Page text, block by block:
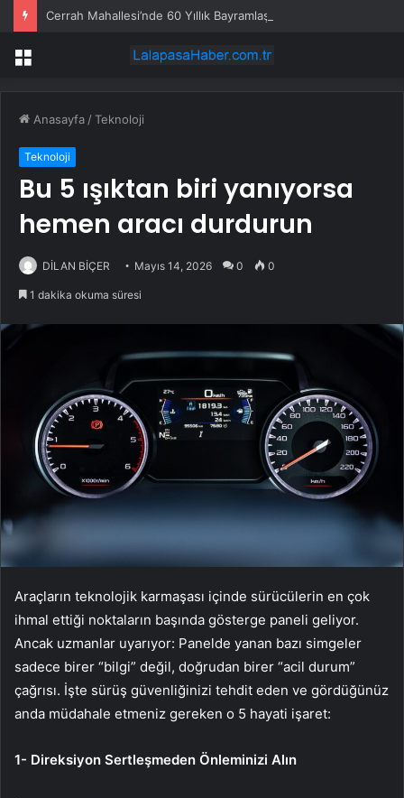
Cerrah Mahallesi’nde 60 Yıllık Bayramlaşma Geleneği
Menü
Anasayfa /Teknoloji
Teknoloji
Bu 5 ışıktan biri yanıyorsa
hemen aracı durdurun
DİLAN BİÇER Mayıs 14, 2026 0 0
1 dakika okuma süresi
Araçların teknolojik karmaşası içinde sürücülerin en çok
ihmal ettiği noktaların başında gösterge paneli geliyor.
Ancak uzmanlar uyarıyor: Panelde yanan bazı simgeler
sadece birer “bilgi” değil, doğrudan birer “acil durum”
çağrısı. İşte sürüş güvenliğinizi tehdit eden ve gördüğünüz
anda müdahale etmeniz gereken o 5 hayati işaret:
1- Direksiyon Sertleşmeden Önleminizi Alın